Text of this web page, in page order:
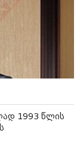
1993 წლის